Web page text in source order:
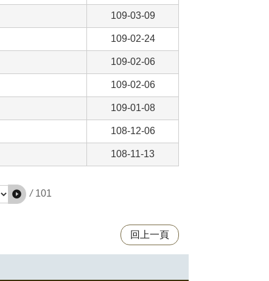
109-03-09
109-02-24
109-02-06
109-02-06
109-01-08
108-12-06
108-11-13
/ 101
回上一頁